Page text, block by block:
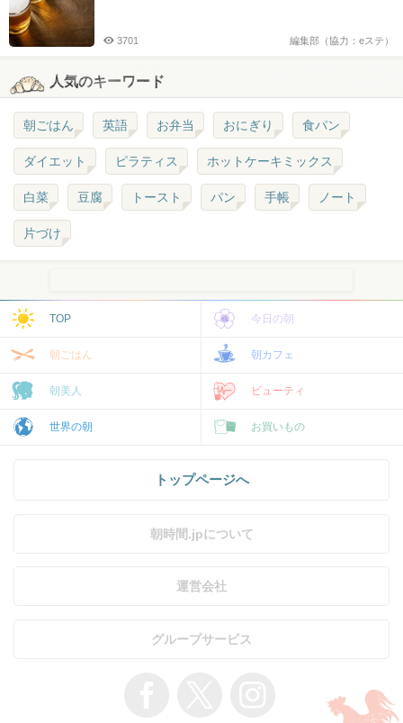
編集部（協力：eステ）
3701
人気のキーワード
朝ごはん 英語 お弁当 おにぎり 食パン
ダイエット ピラティス ホットケーキミックス
白菜 豆腐 トースト パン 手帳 ノート
片づけ
TOP 今日の朝
朝ごはん 朝カフェ
朝美人 ビューティ
世界の朝 お買いもの
トップページへ
朝時間.jpについて
運営会社
グループサービス